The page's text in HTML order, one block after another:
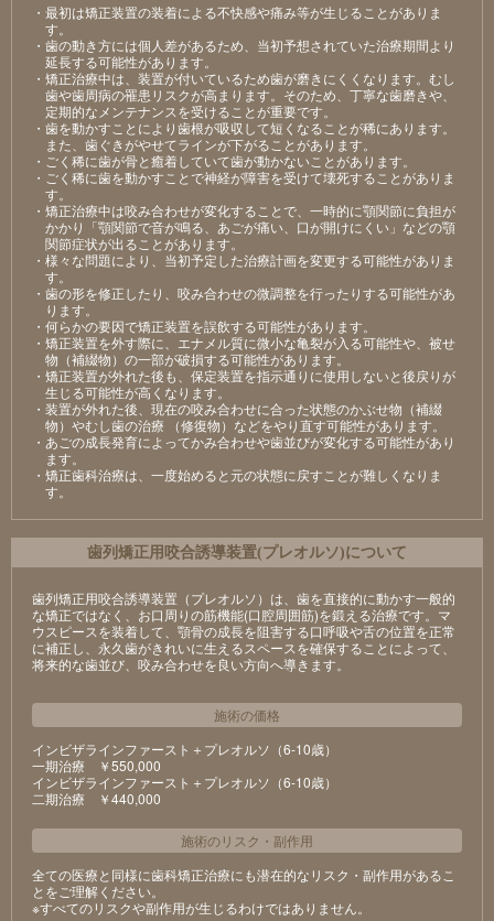
・最初は矯正装置の装着による不快感や痛み等が生じることがありま
す。
・歯の動き方には個人差があるため、当初予想されていた治療期間より
延長する可能性があります。
・矯正治療中は、装置が付いているため歯が磨きにくくなります。むし
歯や歯周病の罹患リスクが高まります。そのため、丁寧な歯磨きや、
定期的なメンテナンスを受けることが重要です。
・歯を動かすことにより歯根が吸収して短くなることが稀にあります。
また、歯ぐきがやせてラインが下がることがあります。
・ごく稀に歯が骨と癒着していて歯が動かないことがあります。
・ごく稀に歯を動かすことで神経が障害を受けて壊死することがありま
す。
・矯正治療中は咬み合わせが変化することで、一時的に顎関節に負担が
かかり「顎関節で音が鳴る、あごが痛い、口が開けにくい」などの顎
関節症状が出ることがあります。
・様々な問題により、当初予定した治療計画を変更する可能性がありま
す。
・歯の形を修正したり、咬み合わせの微調整を行ったりする可能性があ
ります。
・何らかの要因で矯正装置を誤飲する可能性があります。
・矯正装置を外す際に、エナメル質に微小な亀裂が入る可能性や、被せ
物（補綴物）の一部が破損する可能性があります。
・矯正装置が外れた後も、保定装置を指示通りに使用しないと後戻りが
生じる可能性が高くなります。
・装置が外れた後、現在の咬み合わせに合った状態のかぶせ物（補綴
物）やむし歯の治療 （修復物）などをやり直す可能性があります。
・あごの成長発育によってかみ合わせや歯並びが変化する可能性があり
ます。
・矯正歯科治療は、一度始めると元の状態に戻すことが難しくなりま
す。
⻭列矯正⽤咬合誘導装置(プレオルソ)について
歯列矯正用咬合誘導装置（プレオルソ）は、歯を直接的に動かす一般的
な矯正ではなく、お口周りの筋機能(口腔周囲筋)を鍛える治療です。マ
ウスピースを装着して、顎骨の成長を阻害する口呼吸や舌の位置を正常
に補正し、永久歯がきれいに生えるスペースを確保することによって、
将来的な歯並び、咬み合わせを良い方向へ導きます。
施術の価格
インビザラインファースト＋プレオルソ（6-10歳）
⼀期治療 ￥550,000
インビザラインファースト＋プレオルソ（6-10歳）
⼆期治療 ￥440,000
施術のリスク ・ 副作用
全ての医療と同様に歯科矯正治療にも潜在的なリスク・副作用があるこ
とをご理解ください。
※すべてのリスクや副作用が生じるわけではありません。